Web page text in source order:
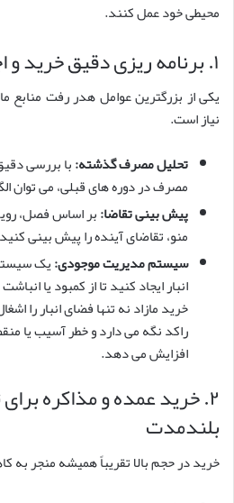
محیطی خود عمل کنند.
۱. برنامه ریزی دقیق خرید و اجتناب از خرید مازاد
یکی از بزرگترین عوامل هدر رفت منابع
نیاز است.
تحلیل مصرف گذشته:با بررسی
مصرف در دوره های قبلی، می توان
پیش بینی تقاضا:بر اساس فصل،
منو، تقاضای آینده را پیش بینی
سیستم مدیریت موجودی:یک
انبار ایجاد کنید تا از کمبود یا
خرید مازاد نه تنها فضای انبار را
راکد نگه می دارد و خطر آسیب یا
افزایش می دهد.
۲. خرید عمده و مذاکره
بلندمدت
خرید در حجم بالا تقریباً همیشه منجر